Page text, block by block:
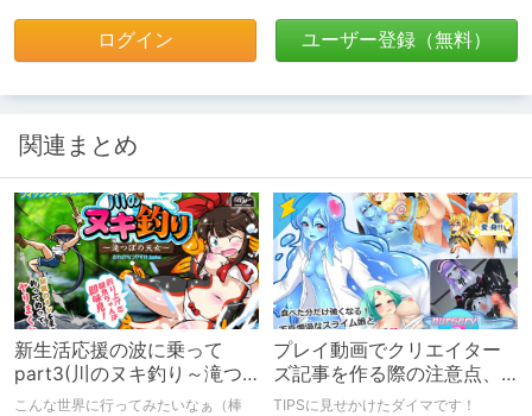
ログイン ユーザー登録（無料）
関連まとめ
新生活応援の波に乗って
part3(川のヌキ釣り～滝つ
ぼの天女～)
こんな世界に行ってみたいなぁ（棒
プレイ動画でクリエイター
ズ記事を作る際の注意点、
など
TIPSに見せかけたダイマです！